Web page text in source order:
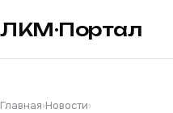
ЛКМ·Портал
Главная›Новости›